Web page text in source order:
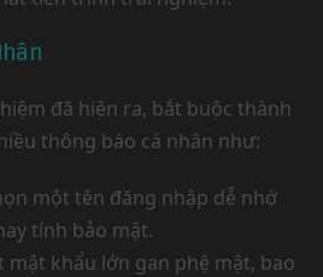
đã hiện ra, bắt buộc thành
thông báo cá nhân như:
một tên đăng nhập dễ nhớ
tính bảo mật.
mật khẩu lớn gan phệ mật, bao